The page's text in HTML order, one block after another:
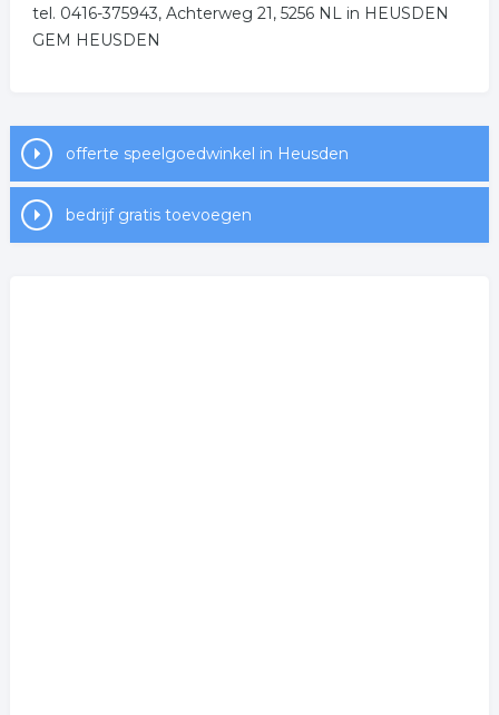
.tel. 0416-375943, Achterweg 21, 5256 NL in HEUSDEN
GEM HEUSDEN
offerte speelgoedwinkel in Heusden
bedrijf gratis toevoegen